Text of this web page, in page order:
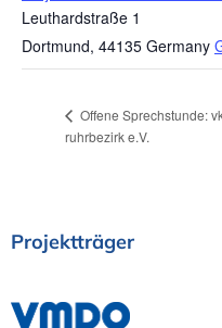
Leuthardstraße 1
Dortmund, 44135 Germany
Offene Sprechstunde:
ruhrbezirk e.V.
Projektträger